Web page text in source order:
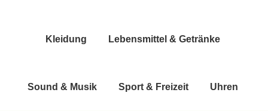
Klei­dung Lebens­mit­tel & Getränke
Sound & Musik Sport & Freizeit Uhren